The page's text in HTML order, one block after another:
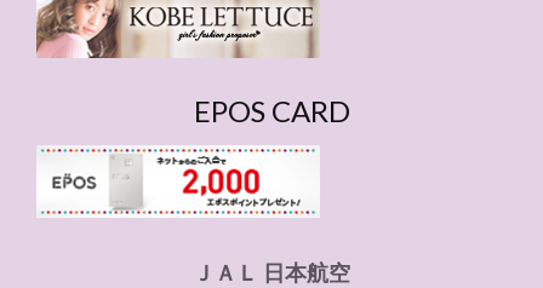
EPOS CARD
ＪＡＬ 日本航空